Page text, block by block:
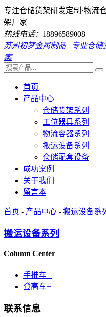
专注仓储货架研发定制·物流
架厂家
热线电话： 18896589008
苏州初梦金属制品 | 专业仓储
案
首页
产品中心
仓储货架系列
工位器具系列
物流容器系列
搬运设备系列
仓储配套设备
成功案例
关于我们
留言本
首页 - 产品中心 - 搬运设备系
搬运设备系列
Column Center
手推车+
登高车+
联系信息